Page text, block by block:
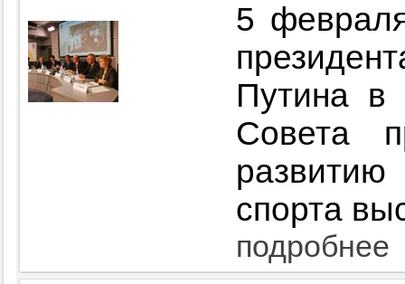
5
Путина в
Совета
спорта
подробнее